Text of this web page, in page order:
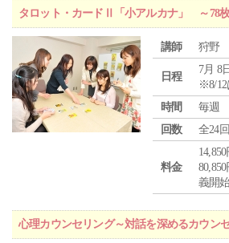
タロット・カードⅡ「小アルカナ」 ～78
講師 狩野
日程
7月 8
※8/12
時間
毎週
回数
全24回
料金
義開
心理カウンセリング～対話を深めるカウン